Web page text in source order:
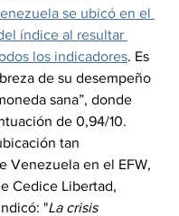
se ubicó en el
índice al resultar
los indicadores. Es
de su desempeño
sana”, donde
de 0,94/10.
tan
Venezuela en el EFW,
Cedice Libertad,
"La crisis